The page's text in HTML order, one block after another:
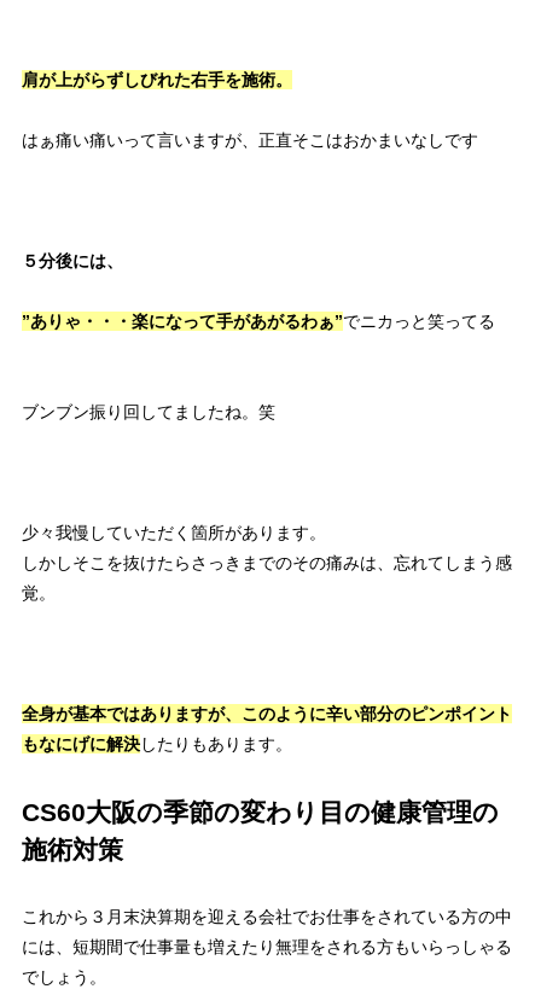
肩が上がらずしびれた右手を施術。
はぁ痛い痛いって言いますが、正直そこはおかまいなしです
５分後には、
”ありゃ・・・楽になって手があがるわぁ”でニカっと笑ってる
ブンブン振り回してましたね。笑
少々我慢していただく箇所があります。
しかしそこを抜けたらさっきまでのその痛みは、 忘れてしまう感
覚。
全身が基本ではありますが、 このように辛い部分のピンポイント
もなにげに解決したりもあります。
CS60大阪の季節の変わり目の健康管理の
施術対策
これから３月末決算期を迎える会社でお仕事をされている方の中
には、 短期間で仕事量も増えたり無理をされる方もいらっしゃる
でしょう。